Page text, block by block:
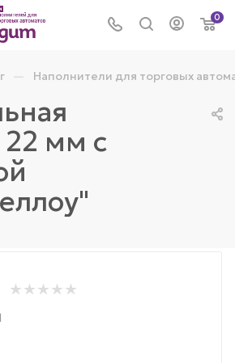
0
— Наполнители для торговых
22 мм с